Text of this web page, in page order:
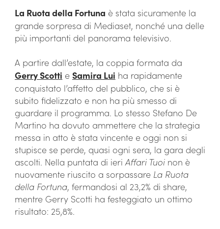
La Ruota della Fortuna è stata sicuramente la
grande sorpresa di Mediaset, nonché una delle
più importanti del panorama televisivo.
A partire dall’estate, la coppia formata da
Gerry Scotti e Samira Lui ha rapidamente
conquistato l’affetto del pubblico, che si è
subito fidelizzato e non ha più smesso di
guardare il programma. Lo stesso Stefano De
Martino ha dovuto ammettere che la strategia
messa in atto è stata vincente e oggi non si
stupisce se perde, quasi ogni sera, la gara degli
ascolti. Nella puntata di ieriAffari Tuoi non è
nuovamente riuscito a sorpassare La Ruota
della Fortuna, fermandosi al 23,2% di share,
mentre Gerry Scotti ha festeggiato un ottimo
risultato: 25,8%.